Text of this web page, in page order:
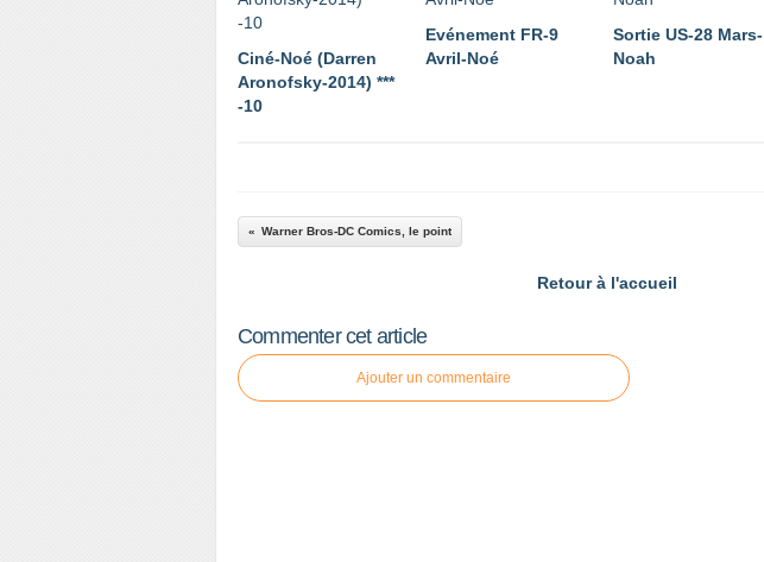
Ciné-Noé (Darren
Aronofsky-2014) ***
-10
Evénement FR-9
Avril-Noé
Sortie US-28 Mars-
Noah
Warner Bros-DC Comics, le point
Retour à l'accueil
Commenter cet article
Ajouter un commentaire